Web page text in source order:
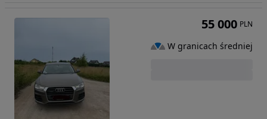
55 000 PLN
W granicach średniej